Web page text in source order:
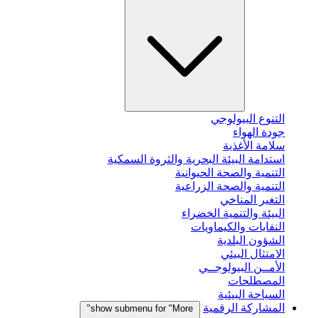
التنوع البيولوجي
جودة الهواء
سلامة الأغذية
استدامة البيئة البحرية والثروة السمكية
التنمية والصحة الحيوانية
التنمية والصحة الزراعية
التغير المناخي
البيئة والتنمية الخضراء
النفايات والكيماويات
الشؤون البلدية
الامتثال البيئي
الأمــن البيولوجــي
المصطلحات
السياحة البيئية
المشاركة الرقمية
show submenu for "More"